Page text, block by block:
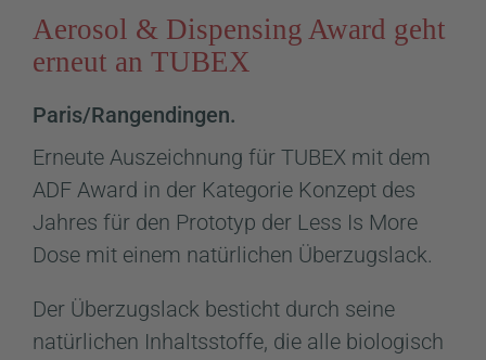
Aerosol & Dispensing Award geht
erneut an TUBEX
Paris/Rangendingen.
Erneute Auszeichnung für TUBEX mit dem
ADF Award in der Kategorie Konzept des
Jahres für den Prototyp der Less Is More
Dose mit einem natürlichen Überzugslack.
Der Überzugslack besticht durch seine
natürlichen Inhaltsstoffe, die alle biologisch